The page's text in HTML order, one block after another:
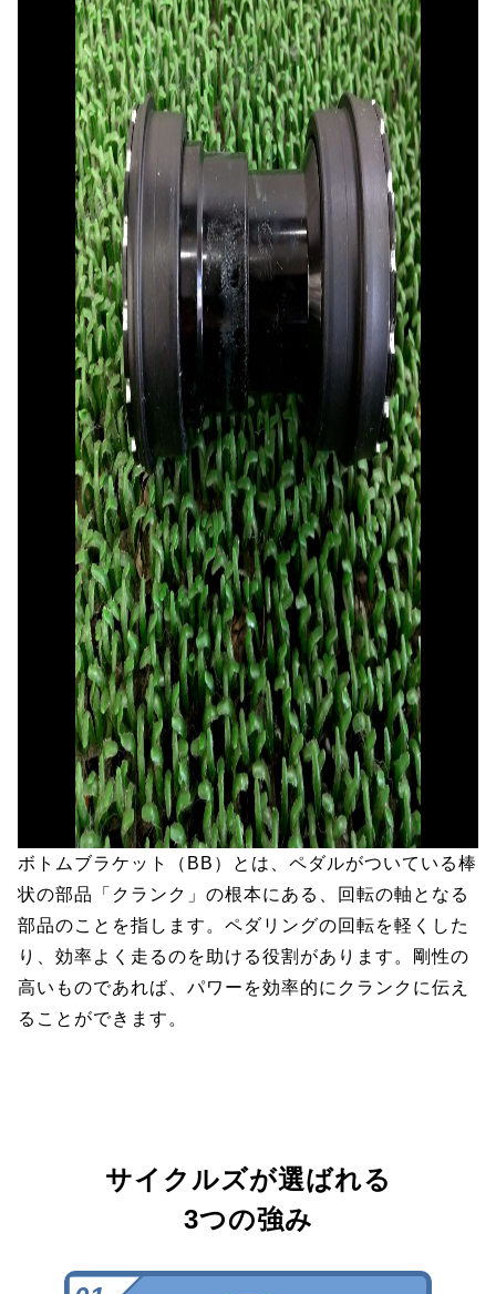
ボトムブラケット（BB）とは、ペダルがついている棒
状の部品「クランク」の根本にある、回転の軸となる
部品のことを指します。ペダリングの回転を軽くした
り、効率よく走るのを助ける役割があります。剛性の
高いものであれば、パワーを効率的にクランクに伝え
ることができます。
サイクルズが選ばれる
3つの強み